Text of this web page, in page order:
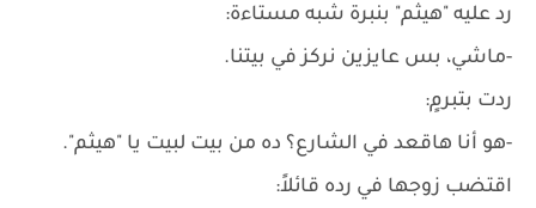
رد عليه "هيثم" بنبرة شبه مستاءة:
-ماشي، بس عايزين نركز في بيتنا.
ردت بتبرمٍ:
-هو أنا هاقعد في الشارع؟ ده من بيت لبيت يا "هيثم".
اقتضب زوجها في رده قائلاً: